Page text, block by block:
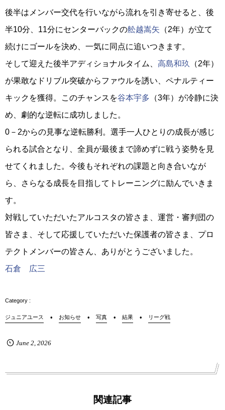
後半はメンバー交代を行いながら流れを引き寄せると、後
半10分、11分にセンターバックの舩越嵩矢 （2年）が立て
続けにゴールを決め、一気に同点に追いつきます。
そして迎えた後半アディショナルタイム、 高島和玖
（2年）
が果敢なドリブル突破からファウルを誘い、ペナルティー
キックを獲得。このチャンスを谷本宇多 （3年）が冷静に決
め、劇的な逆転に成功しました。
0－2からの見事な逆転勝利。選手一人ひとりの成長が感じ
られる試合となり、全員が最後まで諦めずに戦う姿勢を見
せてくれました。今後もそれぞれの課題と向き合いなが
ら、さらなる成長を目指してトレーニングに励んでいきま
す。
対戦していただいたアルコスタの皆さま、運営・審判団の
皆さま、そして応援していただいた保護者の皆さま、プロ
テクトメンバーの皆さん、ありがとうございました。
石倉 広三
ジュニアユース お知らせ 写真 結果 リーグ戦
June 2, 2026
関連記事